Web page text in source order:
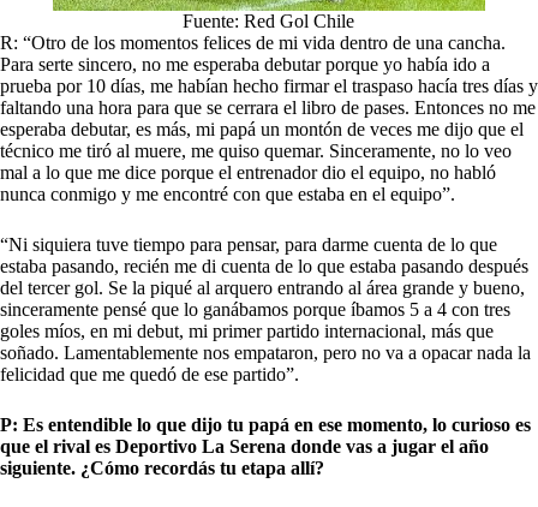
Fuente: Red Gol Chile
R: “Otro de los momentos felices de mi vida dentro de una cancha.
Para serte sincero, no me esperaba debutar porque yo había ido a
prueba por 10 días, me habían hecho firmar el traspaso hacía tres días y
faltando una hora para que se cerrara el libro de pases. Entonces no me
esperaba debutar, es más, mi papá un montón de veces me dijo que el
técnico me tiró al muere, me quiso quemar. Sinceramente, no lo veo
mal a lo que me dice porque el entrenador dio el equipo, no habló
nunca conmigo y me encontré con que estaba en el equipo”.
“Ni siquiera tuve tiempo para pensar, para darme cuenta de lo que
estaba pasando, recién me di cuenta de lo que estaba pasando después
del tercer gol. Se la piqué al arquero entrando al área grande y bueno,
sinceramente pensé que lo ganábamos porque íbamos 5 a 4 con tres
goles míos, en mi debut, mi primer partido internacional, más que
soñado. Lamentablemente nos empataron, pero no va a opacar nada la
felicidad que me quedó de ese partido”.
P: Es entendible lo que dijo tu papá en ese momento, lo curioso es
que el rival es Deportivo La Serena donde vas a jugar el año
siguiente. ¿Cómo recordás tu etapa allí?